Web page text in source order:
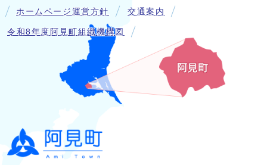
ホームページ運営方針 交通案内
令和8年度阿見町組織機構図